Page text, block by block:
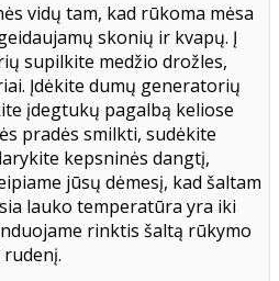
vidų tam, kad rūkoma mėsa
skonių ir kvapų. Į
supilkite medžio drožles,
Įdėkite dumų generatorių
įdegtukų pagalbą keliose
pradės smilkti, sudėkite
kepsninės dangtį,
jūsų dėmesį, kad šaltam
lauko temperatūra yra iki
rinktis šaltą rūkymo